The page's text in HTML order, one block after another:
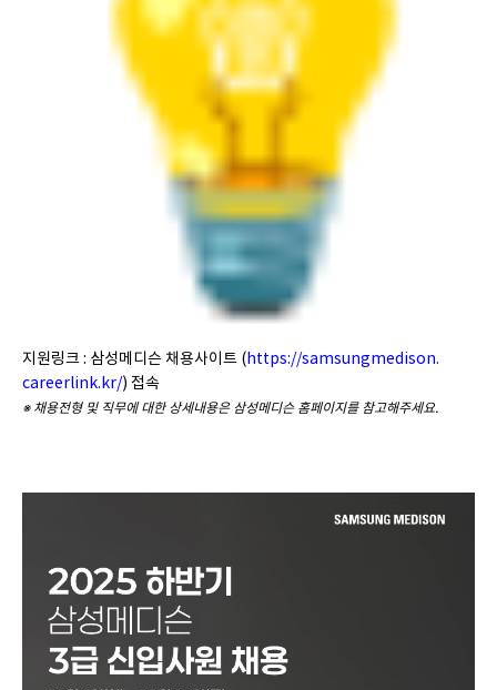
지원링크 : 삼성메디슨 채용사이트 ( https://samsungmedison.
careerlink.kr/) 접속
※ 채용전형 및 직무에 대한 상세내용은 삼성메디슨 홈페이지를 참고해주세요.